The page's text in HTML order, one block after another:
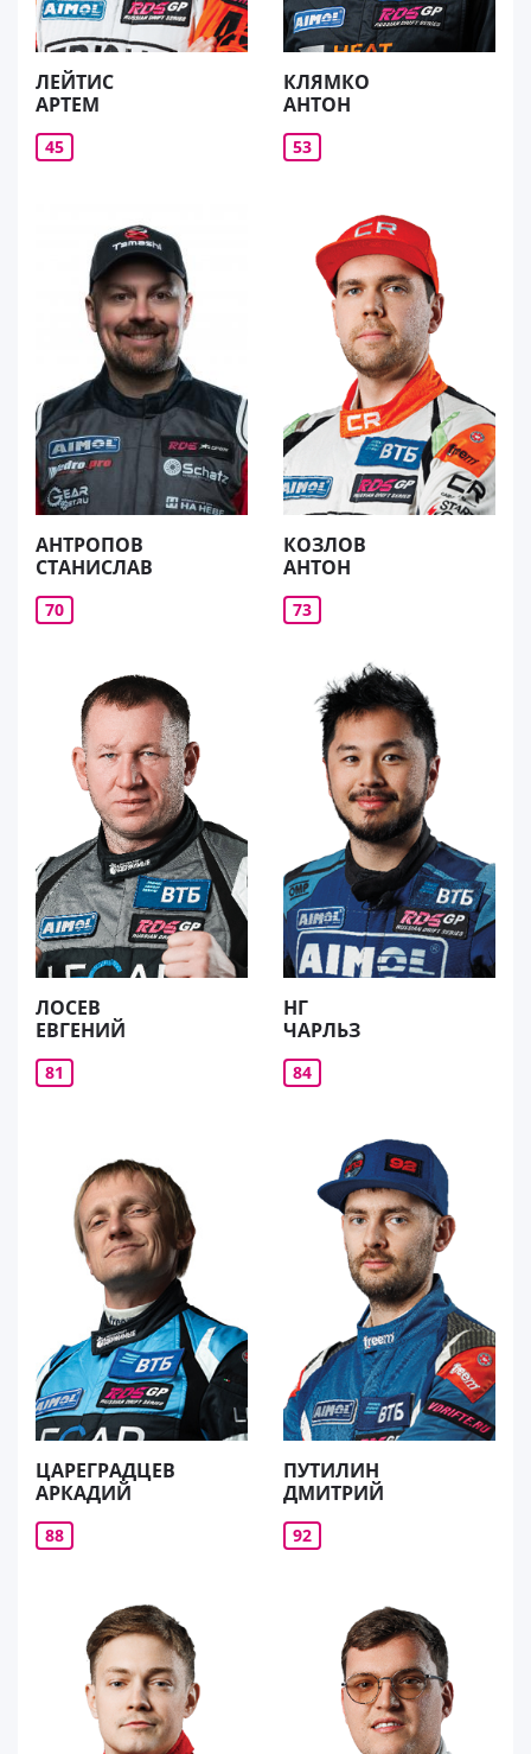
ЛЕЙТИС
АРТЕМ
45
КЛЯМКО
АНТОН
53
АНТРОПОВ
СТАНИСЛАВ
70
КОЗЛОВ
АНТОН
73
ЛОСЕВ
ЕВГЕНИЙ
81
НГ
ЧАРЛЬЗ
84
ЦАРЕГРАДЦЕВ
АРКАДИЙ
88
ПУТИЛИН
ДМИТРИЙ
92